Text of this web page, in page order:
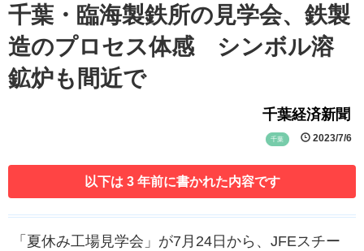
千葉・臨海製鉄所の見学会、鉄製
造のプロセス体感 シンボル溶
鉱炉も間近で
千葉経済新聞
千葉 2023/7/6
以下は 3 年前に書かれた内容です
「夏休み工場見学会」が7月24日から、JFEスチー